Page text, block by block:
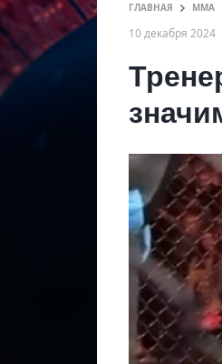
ГЛАВНАЯ ММА
10 декабря 2024